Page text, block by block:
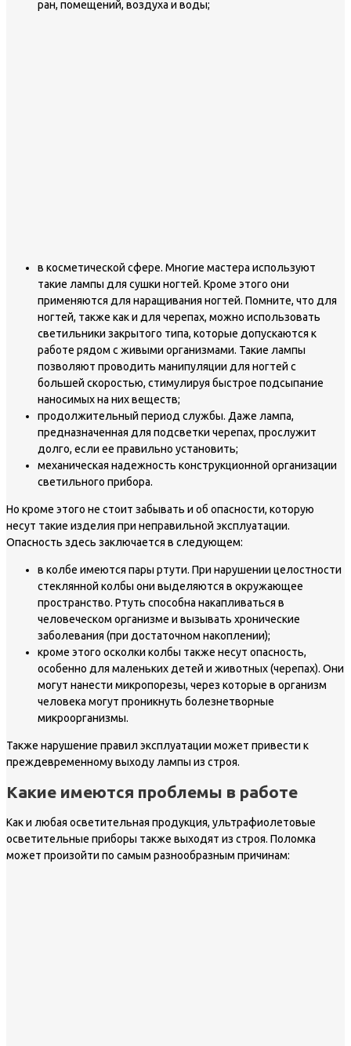
ран, помещений, воздуха и воды;
в косметической сфере. Многие мастера используют
такие лампы для сушки ногтей. Кроме этого они
применяются для наращивания ногтей. Помните, что для
ногтей, также как и для черепах, можно использовать
светильники закрытого типа, которые допускаются к
работе рядом с живыми организмами. Такие лампы
позволяют проводить манипуляции для ногтей с
большей скоростью, стимулируя быстрое подсыпание
наносимых на них веществ;
продолжительный период службы. Даже лампа,
предназначенная для подсветки черепах, прослужит
долго, если ее правильно установить;
механическая надежность конструкционной организации
светильного прибора.
Но кроме этого не стоит забывать и об опасности, которую
несут такие изделия при неправильной эксплуатации.
Опасность здесь заключается в следующем:
в колбе имеются пары ртути. При нарушении целостности
стеклянной колбы они выделяются в окружающее
пространство. Ртуть способна накапливаться в
человеческом организме и вызывать хронические
заболевания (при достаточном накоплении);
кроме этого осколки колбы также несут опасность,
особенно для маленьких детей и животных (черепах). Они
могут нанести микропорезы, через которые в организм
человека могут проникнуть болезнетворные
микроорганизмы.
Также нарушение правил эксплуатации может привести к
преждевременному выходу лампы из строя.
Какие имеются проблемы в работе
Как и любая осветительная продукция, ультрафиолетовые
осветительные приборы также выходят из строя. Поломка
может произойти по самым разнообразным причинам: